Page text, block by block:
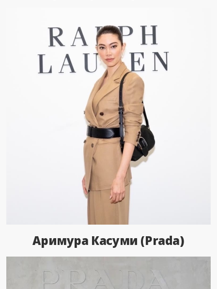
Аримура Касуми (Prada)